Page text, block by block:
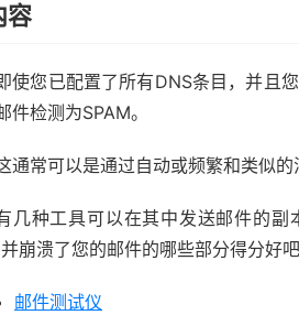
容
使您已配置了所有DNS条目，并且
件检测为SPAM。
通常可以是通过自动或频繁和类似的
几种工具可以在其中发送邮件的副
崩溃了您的邮件的哪些部分得分好吧
邮件测试仪